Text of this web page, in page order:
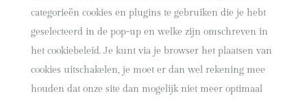
categorieën cookies en plugins te gebruiken die je hebt
geselecteerd in de pop-up en welke zijn omschreven in
het cookiebeleid. Je kunt via je browser het plaatsen van
cookies uitschakelen, je moet er dan wel rekening mee
houden dat onze site dan mogelijk niet meer optimaal